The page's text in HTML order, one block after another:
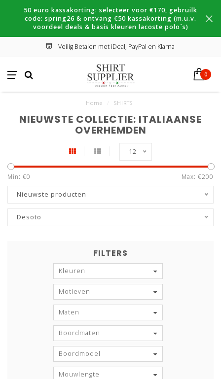
50 euro kassakorting: selecteer voor €170, gebruilk
code: spring26 & ontvang €50 kassakorting (m.u.v.
voordeel deals & basis kleuren lacoste polo´s)
Veilig Betalen met iDeal, PayPal en Klarna
0
Home SHIRTS
NIEUWSTE COLLECTIE: ITALIAANSE
OVERHEMDEN
12
Min: €0 Max: €200
Nieuwste producten
Desoto
FILTERS
Kleuren
Motieven
Maten
Boordmaten
Boordmodel
Mouwlengte